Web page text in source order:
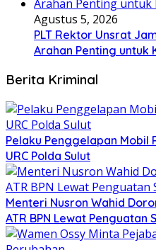
Agustus 5, 2026
​PLT Rektor Unsrat
Arahan Penting untuk
Berita Kriminal
​Pelaku Penggelapan Mobil
URC Polda Sulut
​Menteri Nusron Wahid
ATR BPN Lewat Penguatan